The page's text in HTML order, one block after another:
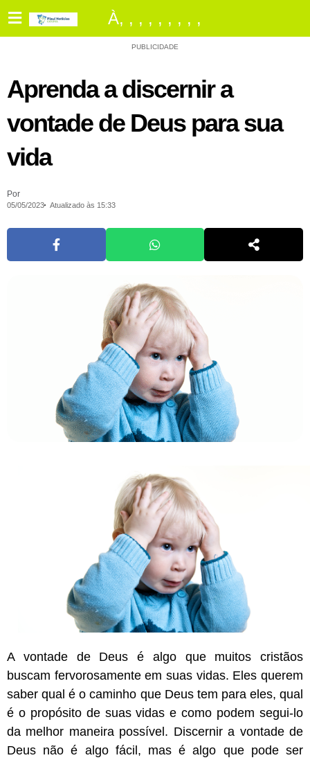
À, , , , , , , , ,
PUBLICIDADE
Aprenda a discernir a
vontade de Deus para sua
vida
Por
05/05/2023 Atualizado às 15:33
A vontade de Deus é algo que muitos cristãos
buscam fervorosamente em suas vidas. Eles querem
saber qual é o caminho que Deus tem para eles, qual
é o propósito de suas vidas e como podem segui-lo
da melhor maneira possível. Discernir a vontade de
Deus não é algo fácil, mas é algo que pode ser